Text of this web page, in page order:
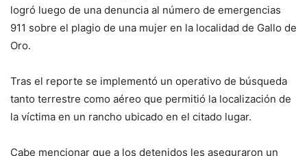
logró luego de una denuncia al número de emergencias
911 sobre el plagio de una mujer en la localidad de Gallo de
Oro.
Tras el reporte se implementó un operativo de búsqueda
tanto terrestre como aéreo que permitió la localización de
la víctima en un rancho ubicado en el citado lugar.
Cabe mencionar que a los detenidos les aseguraron un